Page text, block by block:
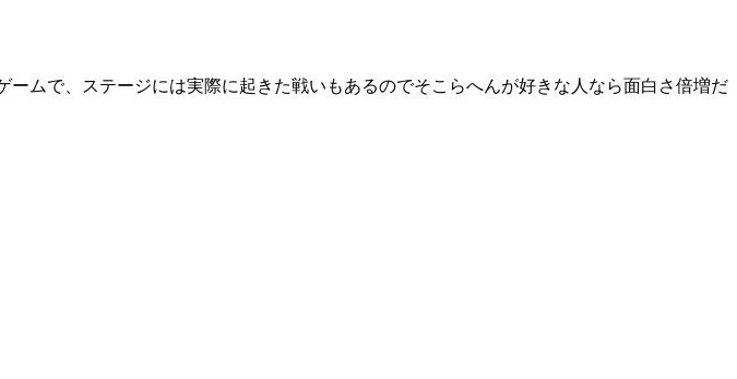
ムで、ステージには実際に起きた戦いもあるのでそこらへんが好きな人なら面白さ倍増だ